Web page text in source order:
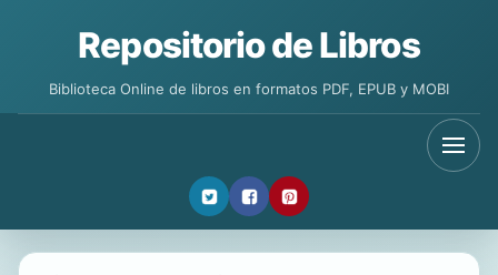
Repositorio de Libros
Biblioteca Online de libros en formatos PDF, EPUB y MOBI